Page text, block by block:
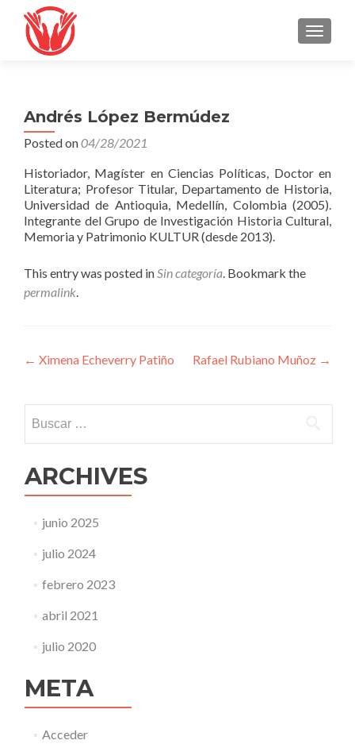
Andrés López Bermúdez
Posted on04/28/2021
Historiador, Magíster en Ciencias Políticas, Doctor en
Literatura; Profesor Titular, Departamento de Historia,
Universidad de Antioquia, Medellín, Colombia (2005).
Integrante del Grupo de Investigación Historia Cultural,
Memoria y Patrimonio KULTUR (desde 2013).
This entry was posted inSin categoría. Bookmark the
permalink.
Navegación
entradas
← Ximena Echeverry Patiño Rafael Rubiano Muñoz →
ARCHIVES
junio 2025
julio 2024
febrero 2023
abril 2021
julio 2020
META
Acceder